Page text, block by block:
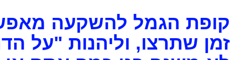
קופת הגמל להשקעה
זמן שתרצו, וליהנות "על